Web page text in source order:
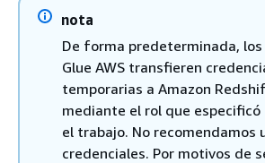
nota
De forma predeterminada,
Glue AWS transfieren
temporarias a Amazon
mediante el rol que
el trabajo. No recomendamos
credenciales. Por motivos de